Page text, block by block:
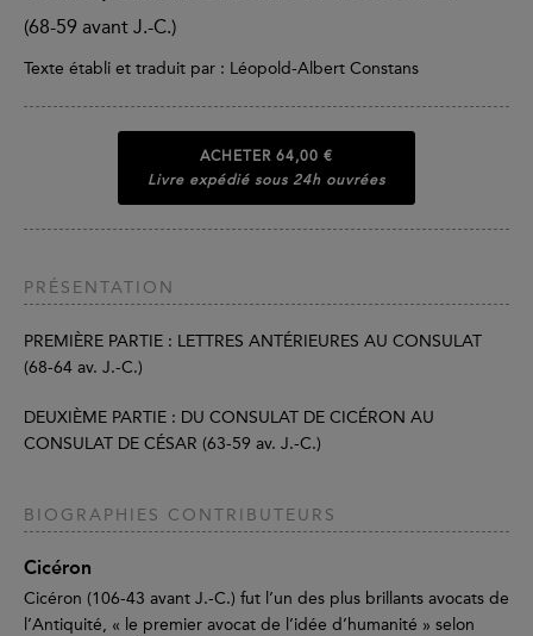
(68-59 avant J.-C.)
Texte établi et traduit par : Léopold-Albert Constans
ACHETER 64,00 €
Livre expédié sous 24h ouvrées
PRÉSENTATION
PREMIÈRE PARTIE : LETTRES ANTÉRIEURES AU CONSULAT
(68-64 av. J.-C.)
DEUXIÈME PARTIE : DU CONSULAT DE CICÉRON AU
CONSULAT DE CÉSAR (63-59 av. J.-C.)
BIOGRAPHIES CONTRIBUTEURS
Cicéron
Cicéron (106-43 avant J.-C.) fut l’un des plus brillants avocats de
l’Antiquité, « le premier avocat de l’idée d’humanité » selon